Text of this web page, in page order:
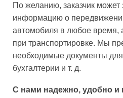
По желанию, заказчик может
информацию о
автомобиля в любое время,
при транспортировке. Мы
необходимые документы
бухгалтерии и т. д.
С нами надежно, удобно и